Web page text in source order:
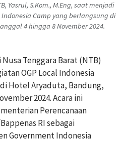
Yasrul, S.Kom., M.Eng, saat menjadi
Camp yang berlangsung di
4 hingga 8 November 2024.
Tenggara Barat (NTB)
OGP Local Indonesia
Hotel Aryaduta, Bandung,
2024. Acara ini
Perencanaan
RI sebagai
Government Indonesia